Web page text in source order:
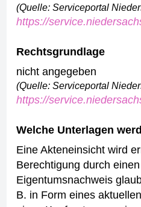
(Quelle: Serviceportal
https://
Rechtsgrundlage
nicht angegeben
(Quelle: Serviceportal
https://
Welche Unterlagen
Eine Akteneinsicht wird
Berechtigung durch
Eigentumsnachweis
B. in Form eines